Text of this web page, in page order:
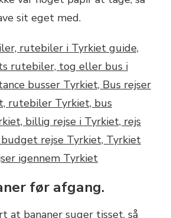
sit eget med.
før afgang.
at bananer suger tisset, så